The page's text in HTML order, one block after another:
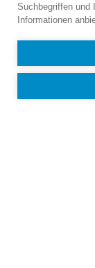
Die
durchdachte,
verfügt über
Balkon,
Suchbegriffen und
Informationen